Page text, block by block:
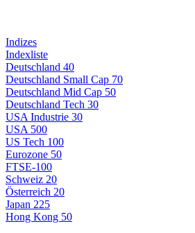
Indizes
Indexliste
Deutschland 40
Deutschland Small Cap 70
Deutschland Mid Cap 50
Deutschland Tech 30
USA Industrie 30
USA 500
US Tech 100
Eurozone 50
FTSE-100
Schweiz 20
Österreich 20
Japan 225
Hong Kong 50